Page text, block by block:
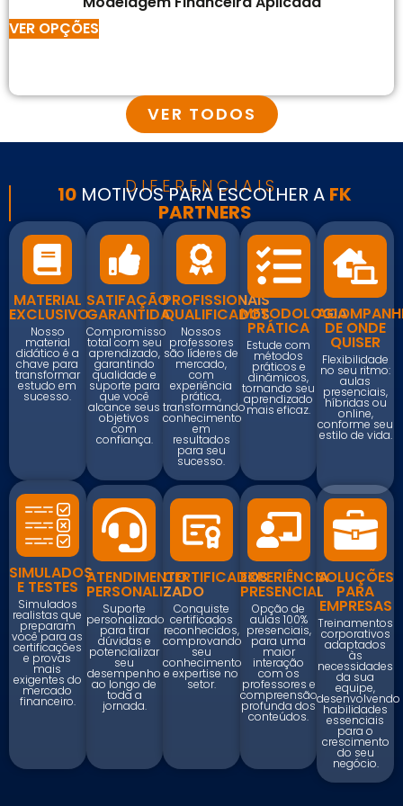
VER OPÇÕES
VER TODOS
DIFERENCIAIS
10 MOTIVOS PARA ESCOLHER A FK
PARTNERS
MATERIAL
EXCLUSIVO
Nosso
material
didático é a
chave para
transformar
estudo em
sucesso.
SATIFAÇÃO
GARANTIDA
Compromisso
total com seu
aprendizado,
garantindo
qualidade e
suporte para
que você
alcance seus
objetivos
com
confiança.
PROFISSIONAIS
QUALIFICADOS
Nossos
professores
são líderes de
mercado,
com
experiência
prática,
transformando
conhecimento
em
resultados
para seu
sucesso.
METODOLOGIA
PRÁTICA
Estude com
métodos
práticos e
dinâmicos,
tornando seu
aprendizado
mais eficaz.
DE ONDE
QUISER
Flexibilidade
no seu ritmo:
aulas
presenciais,
híbridas ou
online,
conforme seu
estilo de vida.
SIMULADOS
E TESTES
Simulados
realistas que
preparam
você para as
certificações
e provas
mais
exigentes do
mercado
financeiro.
ATENDIMENTO
PERSONALIZADO
Suporte
personalizado
para tirar
dúvidas e
potencializar
seu
desempenho
ao longo de
toda a
jornada.
CERTIFICADOS
Conquiste
certificados
reconhecidos,
comprovando
seu
conhecimento
e expertise no
setor.
EXPERIÊNCIA
PRESENCIAL
Opção de
aulas 100%
presenciais,
para uma
maior
interação
com os
professores e
compreensão
profunda dos
conteúdos.
SOLUÇÕES
PARA
EMPRESAS
Treinamentos
corporativos
adaptados
às
necessidades
da sua
equipe,
desenvolvendo
habilidades
essenciais
para o
crescimento
do seu
negócio.